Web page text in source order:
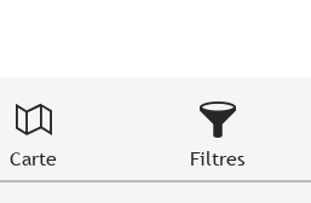
Carte Filtres